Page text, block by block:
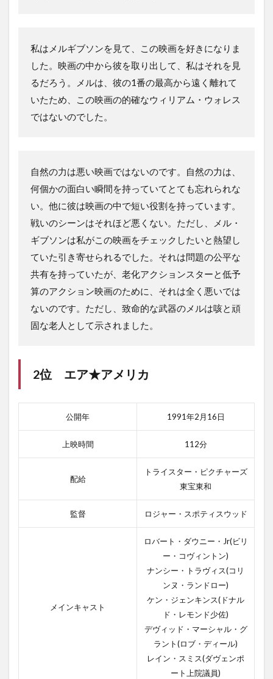
私はメルギブソンを見て、この映画を好きになりま
した。映画の中から彼を取り出して、私はそれを見
るだろう。メルは、彼の1番の最高から遠く離れて
いたため、この映画の的確なウィリアム・ウォレス
ではないのでした。
自然の力は悪い映画ではないのです。自然の力は、
何個かの面白い瞬間を持っていてとても忘れられな
い。他に彼は映画の中で短い役割を持っています。
戦いのシーンはそれほど悪くない。ただし、メル・
ギブソンは私がこの映画をチェックしたいと熱望し
ていた引き寄せられるでした。それは問題の公平な
共有を持っていたが、老化アクションスターと低予
算のアクション映画のために、それは全く悪いでは
ないのです。ただし、致命的な武器のメルは咳と頑
固な老人として示されました。
2位 エア★アメリカ
公開年 1991年2月16日
上映時間 112分
配給
トライスター・ピクチャーズ
東宝東和
監督 ロジャー・スポティスウッド
メインキャスト
ロバート・ダウニー・Jr(ビリ
ー・コヴィントン)
ナンシー・トラヴィス(コリ
ンヌ・ランドロー)
ケン・ジェンキンス(ドナル
ド・レモンド少佐)
デヴィッド・マーシャル・グ
ラント(ロブ・ディール)
レイン・スミス(ダヴェンポ
ート上院議員)